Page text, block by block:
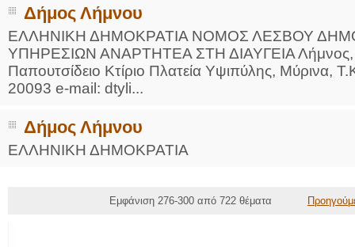
Δήμος Λήμνου
ΕΛΛΗΝΙΚΗ ΔΗΜΟΚΡΑΤΙΑ ΝΟΜΟΣ ΛΕΣΒΟΥ
ΥΠΗΡΕΣΙΩΝ ΑΝΑΡΤΗΤΕΑ ΣΤΗ ΔΙΑΥΓΕΙΑ
Παπουτσίδειο Κτίριο Πλατεία Υψιπύλης,
20093 e-mail: dtyli...
Δήμος Λήμνου
ΕΛΛΗΝΙΚΗ ΔΗΜΟΚΡΑΤΙΑ ΑΡ.
Εμφάνιση 276-300 από 722 θέματα